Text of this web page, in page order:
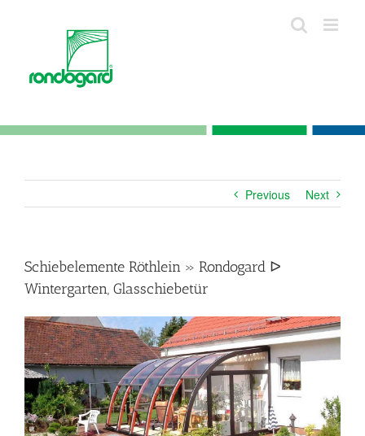
Previous Next
Schiebelemente Röthlein » Rondogard ᐅ
Wintergarten, Glasschiebetür